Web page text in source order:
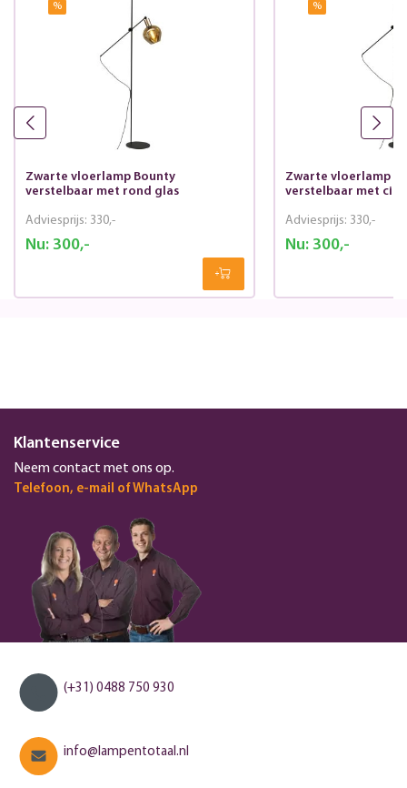
%
Zwarte vloerlamp Bounty
verstelbaar met rond glas
Nu:300,-
Adviesprijs: 330,-
%
Zwarte vloerlamp
verstelbaar met
Nu:300,-
Adviesprijs: 330,-
Klantenservice
Neem contact met ons op.
Telefoon, e-mail of WhatsApp
(+31) 0488 750 930
info@lampentotaal.nl